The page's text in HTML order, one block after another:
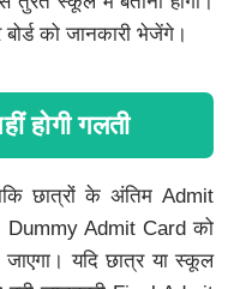
को जानकारी भेजेंगे।
होगी गलती
छात्रों के अंतिम Admit
Dummy Admit Card को
यदि छात्र या स्कूल